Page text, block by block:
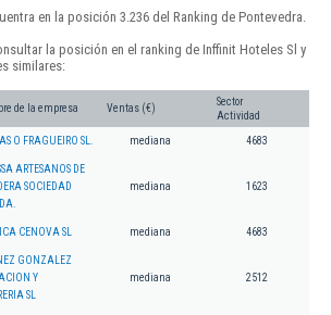
en la posición 3.236 del Ranking de Pontevedra.
la posición en el ranking de Inffinit Hoteles Sl y
similares:
de la empresa Ventas (€)
Sector
Actividad
O FRAGUEIRO SL. mediana 4683
ARTESANOS DE
SOCIEDAD
mediana 1623
CENOVA SL mediana 4683
GONZALEZ
Y
SL
mediana 2512